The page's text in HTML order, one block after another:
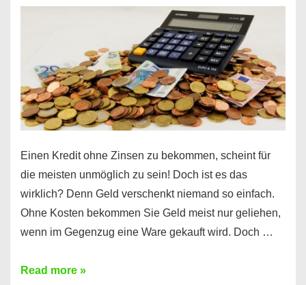
jeden
erfahren
Sie
es
Einen Kredit ohne Zinsen zu bekommen, scheint für
die meisten unmöglich zu sein! Doch ist es das
wirklich? Denn Geld verschenkt niemand so einfach.
Ohne Kosten bekommen Sie Geld meist nur geliehen,
wenn im Gegenzug eine Ware gekauft wird. Doch …
Einen
Read more »